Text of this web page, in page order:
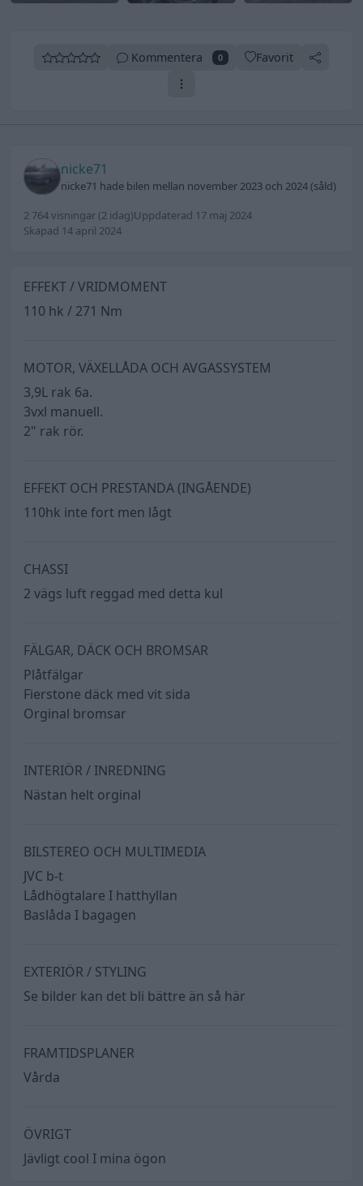
Kommentera 0 Favorit
nicke71
nicke71 hade bilen mellan november 2023 och 2024 (såld)
2 764 visningar (2 idag)Uppdaterad 17 maj 2024
Skapad 14 april 2024
EFFEKT / VRIDMOMENT
110 hk / 271 Nm
MOTOR, VÄXELLÅDA OCH AVGASSYSTEM
3,9L rak 6a.
3vxl manuell.
2" rak rör.
EFFEKT OCH PRESTANDA (INGÅENDE)
110hk inte fort men lågt
CHASSI
2 vägs luft reggad med detta kul
FÄLGAR, DÄCK OCH BROMSAR
Plåtfälgar
Fierstone däck med vit sida
Orginal bromsar
INTERIÖR / INREDNING
Nästan helt orginal
BILSTEREO OCH MULTIMEDIA
JVC b-t
Lådhögtalare I hatthyllan
Baslåda I bagagen
EXTERIÖR / STYLING
Se bilder kan det bli bättre än så här
FRAMTIDSPLANER
Vårda
ÖVRIGT
Jävligt cool I mina ögon